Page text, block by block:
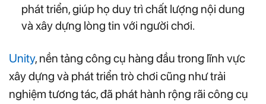
phát triển, giúp họ duy trì chất lượng nội dung
và xây dựng lòng tin với người chơi.
Unity, nền tảng công cụ hàng đầu trong lĩnh vực
xây dựng và phát triển trò chơi cũng như trải
nghiệm tương tác, đã phát hành rộng rãi công cụ